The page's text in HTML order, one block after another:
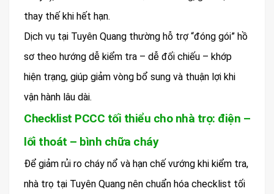
thay thế khi hết hạn.
Dịch vụ tại Tuyên Quang thường hỗ trợ “đóng gói” hồ
sơ theo hướng dễ kiểm tra – dễ đối chiếu – khớp
hiện trạng, giúp giảm vòng bổ sung và thuận lợi khi
vận hành lâu dài.
Checklist PCCC tối thiểu cho nhà trọ: điện –
lối thoát – bình chữa cháy
Để giảm rủi ro cháy nổ và hạn chế vướng khi kiểm tra,
nhà trọ tại Tuyên Quang nên chuẩn hóa checklist tối